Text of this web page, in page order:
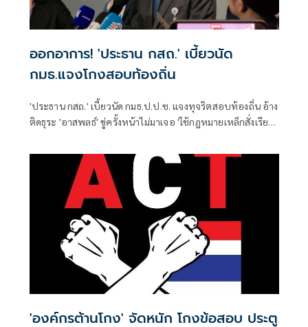
ออกอาการ! 'ประธาน กสถ.' เบี้ยวนัด
กมธ.แจงโกงสอบท้องถิ่น
'ประธาน กสถ.' เบี้ยวนัด กมธ.ป.ป.ช. แจงทุจริตสอบท้องถิ่น อ้าง
ติดธุระ 'อาสพลธ์' ขู่ครั้งหน้าไม่มาเจอ 'ใช้กฎหมายเหล็กสั่งเรียก
เวทีนี้
'องค์กรต้านโกง' จัดหนัก โกงข้อสอบ ประตู